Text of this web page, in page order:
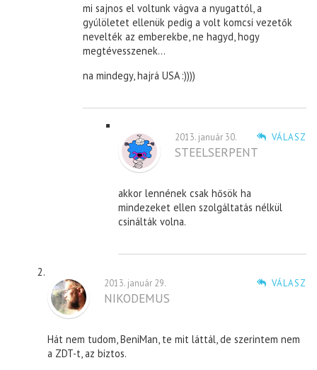
mi sajnos el voltunk vágva a nyugattól, a
gyúlöletet ellenük pedig a volt komcsi vezetők
nevelték az emberekbe, ne hagyd, hogy
megtévesszenek…
na mindegy, hajrá USA :))))
VÁLASZ
2013. január 30.
STEELSERPENT
akkor lennének csak hősök ha
mindezeket ellen szolgáltatás nélkül
csinálták volna.
VÁLASZ
2013. január 29.
NIKODEMUS
Hát nem tudom, BeniMan, te mit láttál, de szerintem nem
a ZDT-t, az biztos.